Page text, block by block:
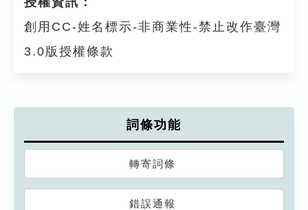
創用CC-姓名標示-非商業性-禁止改作臺灣
3.0版授權條款
詞條功能
轉寄詞條
錯誤通報